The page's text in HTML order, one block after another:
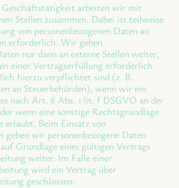
Geschäftstätigkeit arbeiten wir mit
Stellen zusammen. Dabei ist teilweise
von personenbezogenen Daten an
erforderlich. Wir geben
nur dann an externe Stellen weiter,
einer Vertragserfüllung erforderlich
hierzu verpflichtet sind (z. B.
an Steuerbehörden), wenn wir ein
nach Art. 6 Abs. 1 lit. f DSGVO an der
wenn eine sonstige Rechtsgrundlage
erlaubt. Beim Einsatz von
wir personenbezogene Daten
Grundlage eines gültigen Vertrags
weiter. Im Falle einer
wird ein Vertrag über
geschlossen.